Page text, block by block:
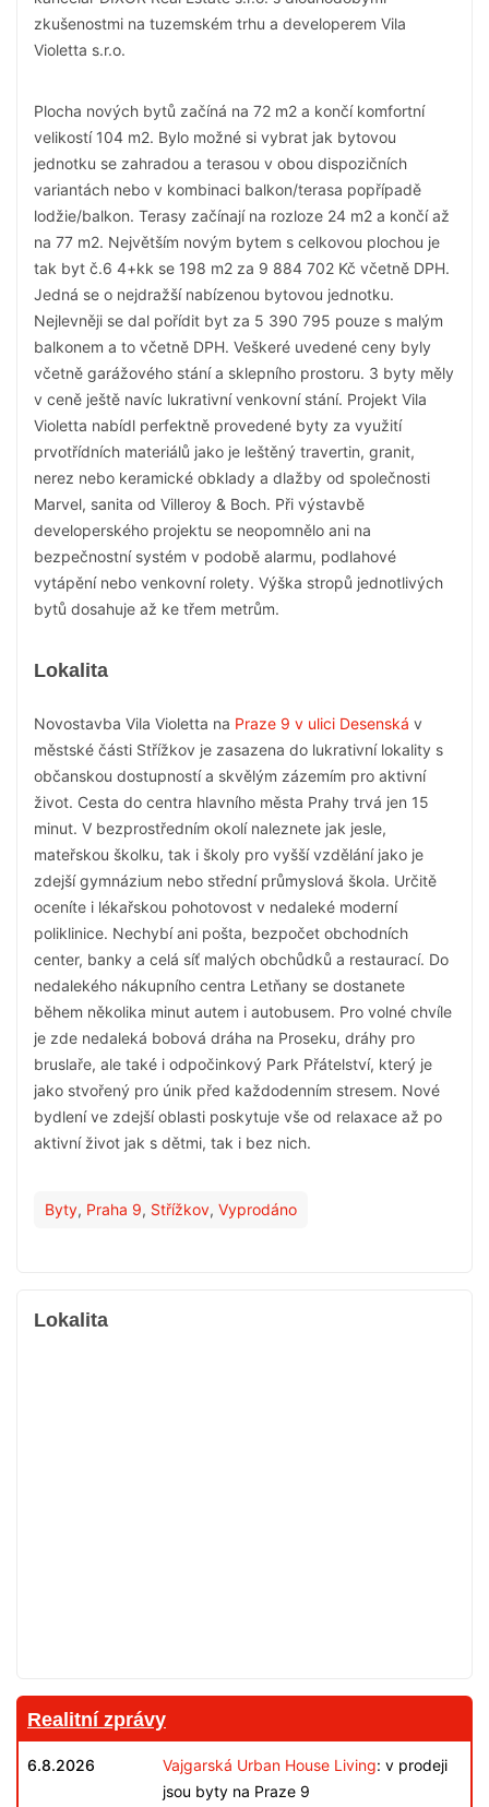
zkušenostmi na tuzemském trhu a developerem Vila
Violetta s.r.o.
Plocha nových bytů začíná na 72 m2 a končí komfortní
velikostí 104 m2. Bylo možné si vybrat jak bytovou
jednotku se zahradou a terasou v obou dispozičních
variantách nebo v kombinaci balkon/terasa popřípadě
lodžie/balkon. Terasy začínají na rozloze 24 m2 a končí až
na 77 m2. Největším novým bytem s celkovou plochou je
tak byt č.6 4+kk se 198 m2 za 9 884 702 Kč včetně DPH.
Jedná se o nejdražší nabízenou bytovou jednotku.
Nejlevněji se dal pořídit byt za 5 390 795 pouze s malým
balkonem a to včetně DPH. Veškeré uvedené ceny byly
včetně garážového stání a sklepního prostoru. 3 byty měly
v ceně ještě navíc lukrativní venkovní stání. Projekt Vila
Violetta nabídl perfektně provedené byty za využití
prvotřídních materiálů jako je leštěný travertin, granit,
nerez nebo keramické obklady a dlažby od společnosti
Marvel, sanita od Villeroy & Boch. Při výstavbě
developerského projektu se neopomnělo ani na
bezpečnostní systém v podobě alarmu, podlahové
vytápění nebo venkovní rolety. Výška stropů jednotlivých
bytů dosahuje až ke třem metrům.
Lokalita
Novostavba Vila Violetta na Praze 9 v ulici Desenská v
městské části Střížkov je zasazena do lukrativní lokality s
občanskou dostupností a skvělým zázemím pro aktivní
život. Cesta do centra hlavního města Prahy trvá jen 15
minut. V bezprostředním okolí naleznete jak jesle,
mateřskou školku, tak i školy pro vyšší vzdělání jako je
zdejší gymnázium nebo střední průmyslová škola. Určitě
oceníte i lékařskou pohotovost v nedaleké moderní
poliklinice. Nechybí ani pošta, bezpočet obchodních
center, banky a celá síť malých obchůdků a restaurací. Do
nedalekého nákupního centra Letňany se dostanete
během několika minut autem i autobusem. Pro volné chvíle
je zde nedaleká bobová dráha na Proseku, dráhy pro
bruslaře, ale také i odpočinkový Park Přátelství, který je
jako stvořený pro únik před každodenním stresem. Nové
bydlení ve zdejší oblasti poskytuje vše od relaxace až po
aktivní život jak s dětmi, tak i bez nich.
Byty, Praha 9, Střížkov, Vyprodáno
Lokalita
Realitní zprávy
6.8.2026 Vajgarská Urban House Living: v prodeji
jsou byty na Praze 9